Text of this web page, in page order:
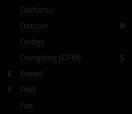
Daihatsu
Datsun
Dodge
Dongfeng (DFM)
E
Exeed
F
FAW
Fiat
R
S